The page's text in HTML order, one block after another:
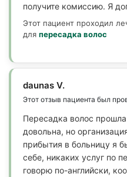
получите комиссию. Я
Этот пациент проходил
для пересадка волос
daunas V.
Этот отзыв пациента был
Пересадка волос
довольна, но
прибытия в больницу я
себе, никаких услуг по
говорю по-английски,